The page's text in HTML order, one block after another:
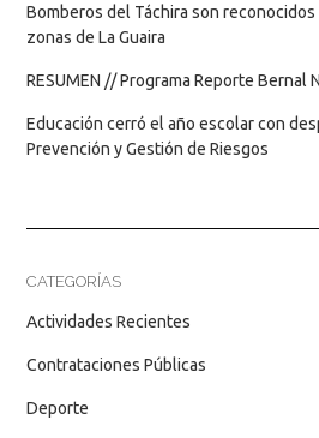
Bomberos del Táchira son
zonas de La Guaira
RESUMEN // Programa Reporte Bernal
Educación cerró el año escolar con
Prevención y Gestión de Riesgos
CATEGORÍAS
Actividades Recientes
Contrataciones Públicas
Deporte